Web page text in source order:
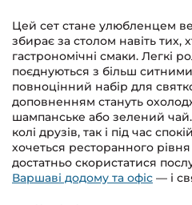
Цей сет стане улюбленцем
збирає за столом навіть тих,
гастрономічні смаки. Легкі
поєднуються з більш
повноцінний набір для
доповненням стануть
шампанське або зелений
колі друзів, так і під час
хочеться ресторанного
достатньо скористатися
Варшаві додому та офіс — і